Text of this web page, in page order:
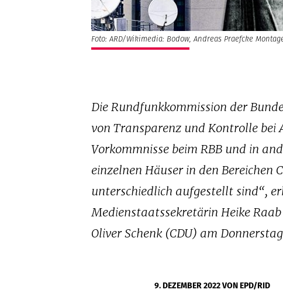
Foto: ARD/Wikimedia: Bodow, Andreas Praefcke
Die Rundfunkkommission der
von Transparenz und Kontrolle bei
Vorkommnisse beim RBB und in
einzelnen Häuser in den Bereichen
unterschiedlich aufgestellt sind“,
Medienstaatssekretärin Heike
Oliver Schenk (CDU) am
9. DEZEMBER 2022VON EPD/RID